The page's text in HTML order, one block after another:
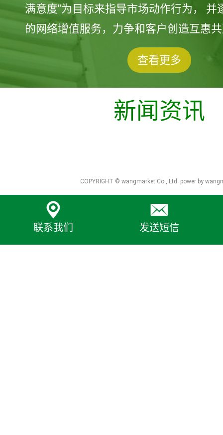
满意度"为目标来指导市场动作行为， 并
的网络增值服务，力争和客户创造互惠
查看更多
新闻资讯
COPYRIGHT © wangmarket Co., Ltd. power by
联系我们 发送短信